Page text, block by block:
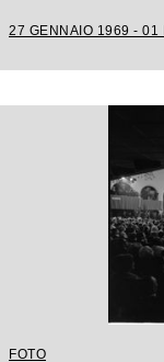
27 GENNAIO 1969 - 01
FOTO